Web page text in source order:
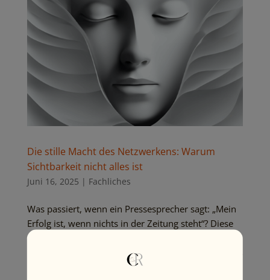
Die stille Macht des Netzwerkens: Warum
Sichtbarkeit nicht alles ist
Juni 16, 2025 | Fachliches
Was passiert, wenn ein Pressesprecher sagt: „Mein
Erfolg ist, wenn nichts in der Zeitung steht“? Diese
Aussage hat mich spontan zu einer neuen Podcast-
Folge bewegt. Denn sie stellt alles auf den Kopf, was
wir über Netzwerken zu wissen glauben.